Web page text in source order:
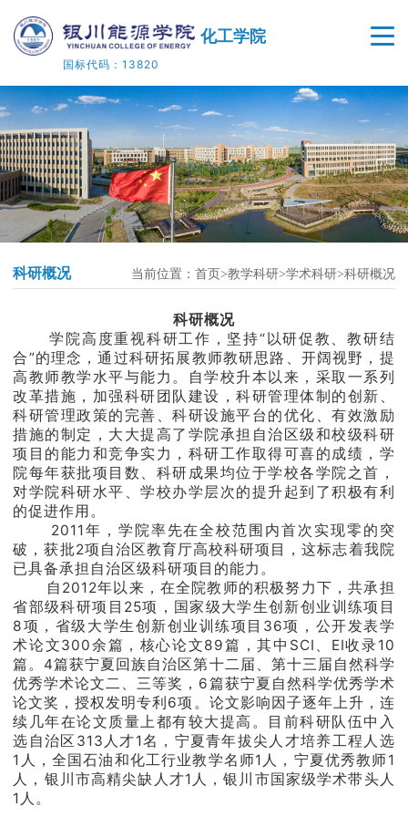
化工学院
国标代码：13820
学院概况
师资队伍
人才培养
教学科研
院企合作
党建工作
学生工作
学院官网
科研概况 当前位置： 首页 教学科研 学术科研 科研概况
科研概况
学院高度重视科研工作，坚持“以研促教、教研结
合”的理念，通过科研拓展教师教研思路、开阔视野，提
高教师教学水平与能力。自学校升本以来，采取一系列
改革措施，加强科研团队建设，科研管理体制的创新、
科研管理政策的完善、科研设施平台的优化、有效激励
措施的制定，大大提高了学院承担自治区级和校级科研
项目的能力和竞争实力，科研工作取得可喜的成绩，学
院每年获批项目数、科研成果均位于学校各学院之首，
对学院科研水平、学校办学层次的提升起到了积极有利
的促进作用。
2011年，学院率先在全校范围内首次实现零的突
破，获批2项自治区教育厅高校科研项目，这标志着我院
已具备承担自治区级科研项目的能力。
自2012年以来，在全院教师的积极努力下，共承担
省部级科研项目25项，国家级大学生创新创业训练项目
8项，省级大学生创新创业训练项目36项，公开发表学
术论文300余篇，核心论文89篇 ，其中 SCI、EI收录10
篇。4篇获宁夏回族自治区第十二届、第十三届自然科学
优秀学术论文二、三等奖，6篇获宁夏自然科学优秀学术
论文奖，授权发明专利6项。论文影响因子逐年上升，连
续几年在论文质量上都有较大提高。目前科研队伍中入
选自治区313人才1名，宁夏青年拔尖人才培养工程人选
1人，全国石油和化工行业教学名师1人，宁夏优秀教师1
人，银川市高精尖缺人才1人，银川市国家级学术带头人
1人。